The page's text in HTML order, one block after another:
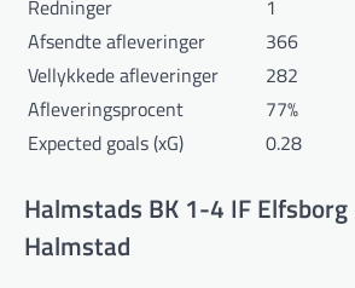
Redninger
1
Afsendte afleveringer
366
Vellykkede afleveringer
282
Afleveringsprocent
77%
Expected goals (xG)
0.28
Halmstads BK 1-4 IF Elfsborg
Halmstad